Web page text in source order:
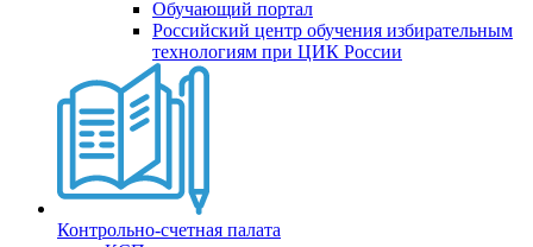
Обучающий портал
Российский центр обучения избирательным
технологиям при ЦИК России
Контрольно-счетная палата